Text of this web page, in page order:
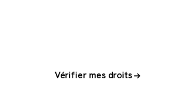
Vérifier mes droits